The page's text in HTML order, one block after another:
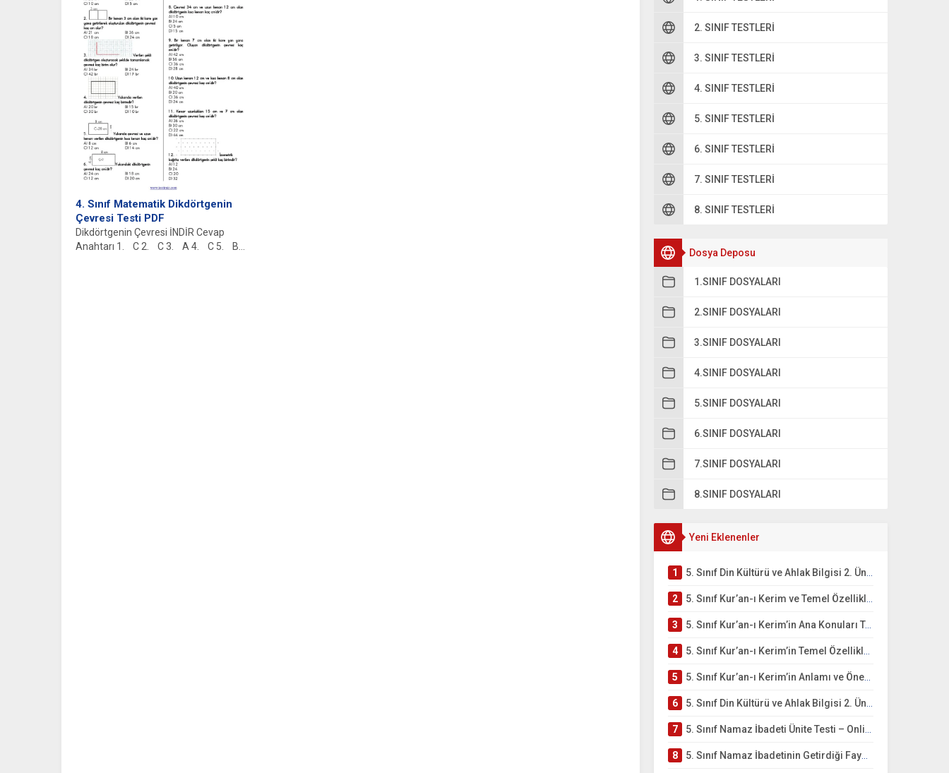
2. SINIF TESTLERI
3. SINIF TESTLERI
4. SINIF TESTLERI
5. SINIF TESTLERI
6. SINIF TESTLERI
7. SINIF TESTLERI
8. SINIF TESTLERI
Dosya Deposu
1.SINIF DOSYALARI
2.SINIF DOSYALARI
3.SINIF DOSYALARI
4.SINIF DOSYALARI
5.SINIF DOSYALARI
6.SINIF DOSYALARI
7.SINIF DOSYALARI
8.SINIF DOSYALARI
Yeni Eklenenler
1 5. Sınıf Din Kültürü ve Ahlak Bilgisi 2. Ünite: Kur’an-ı Kerim Çalışmaları
2 5. Sınıf Kur’an-ı Kerim ve Temel Özellikleri Testi – Online Çöz
3 5. Sınıf Kur’an-ı Kerim’in Ana Konuları Testi – Online Çöz
4 5. Sınıf Kur’an-ı Kerim’in Temel Özellikleri ve Önemi Testi – Online Çöz
5 5. Sınıf Kur’an-ı Kerim’in Anlamı ve Önemi Testi – Online Çöz
6 5. Sınıf Din Kültürü ve Ahlak Bilgisi 2. Ünite: Namaz İbadeti Çalışmaları
7 5. Sınıf Namaz İbadeti Ünite Testi – Online Çöz
8 5. Sınıf Namaz İbadetinin Getirdiği Faydalar Testi
4. Sınıf Matematik Dikdörtgenin
Çevresi Testi PDF
Dikdörtgenin Çevresi İNDİR Cevap
Anahtarı 1. C 2. C 3. A 4. C 5. B...